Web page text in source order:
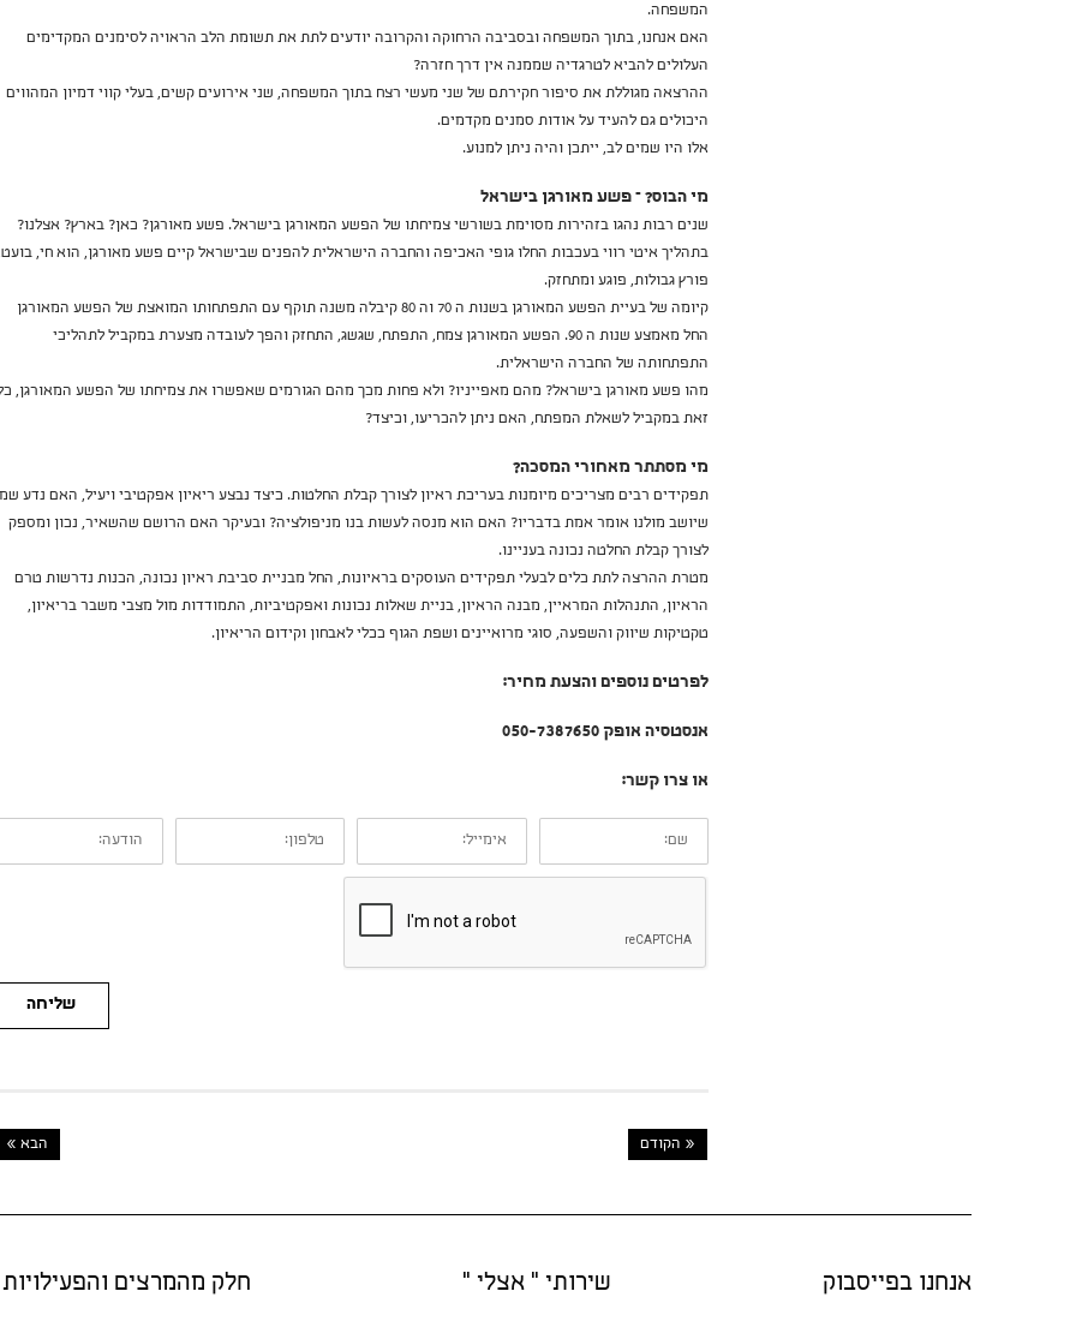
המשפחה.
האם אנחנו, בתוך המשפחה ובסביבה הרחוקה והקרובה יודעים לתת את תשומת הלב הראויה לסימנים המקדימים
העלולים להביא לטרגדיה שממנה אין דרך חזרה?
ההרצאה מגוללת את סיפור חקירתם של שני מעשי רצח בתוך המשפחה, שני אירועים קשים, בעלי קווי דמיון המהווים
היכולים גם להעיד על אודות סמנים מקדמים.
אלו היו שמים לב, ייתכן והיה ניתן למנוע.
מי הבוס? – פשע מאורגן בישראל
שנים רבות נהגו בזהירות מסוימת בשורשי צמיחתו של הפשע המאורגן בישראל. פשע מאורגן? כאן? בארץ? אצלנו?
בתהליך איטי רווי בעכבות החלו גופי האכיפה והחברה הישראלית להפנים שבישראל קיים פשע מאורגן, הוא חי,
פורץ גבולות, פוגע ומתחזק.
קיומה של בעיית הפשע המאורגן בשנות ה 70 וה 80 קיבלה משנה תוקף עם התפתחותו המואצת של הפשע המאורגן
החל מאמצע שנות ה 90. הפשע המאורגן צמח, התפתח, שגשג, התחזק והפך לעובדה מצערת במקביל לתהליכי
התפתחותה של החברה הישראלית.
מהו פשע מאורגן בישראל? מהם מאפייניו? ולא פחות מכך מהם הגורמים שאפשרו את צמיחתו של הפשע המאורגן,
זאת במקביל לשאלת המפתח, האם ניתן להכריעו, וכיצד?
מי מסתתר מאחורי המסכה?
תפקידים רבים מצריכים מיומנות בעריכת ראיון לצורך קבלת החלטות. כיצד נבצע ריאיון אפקטיבי ויעיל, האם נדע
שיושב מולנו אומר אמת בדבריו? האם הוא מנסה לעשות בנו מניפולציה? ובעיקר האם הרושם שהשאיר, נכון ומספק
לצורך קבלת החלטה נכונה בעניינו.
מטרת ההרצה לתת כלים לבעלי תפקידים העוסקים בראיונות, החל מבניית סביבת ראיון נכונה, הכנות נדרשות טרם
הראיון, התנהלות המראיין, מבנה הראיון, בניית שאלות נכונות ואפקטיביות, התמודדות מול מצבי משבר בריאיון,
טקטיקות שיווק והשפעה, סוגי מרואיינים ושפת הגוף ככלי לאבחון וקידום הריאיון.
לפרטים נוספים והצעת מחיר:
אנסטסיה אופק 050-7387650
או צרו קשר:
שם: אימייל: טלפון: הודעה:
שליחה
« הקודם הבא »
אנחנו בפייסבוק שירותי " אצלי " חלק מהמרצים והפעילויות